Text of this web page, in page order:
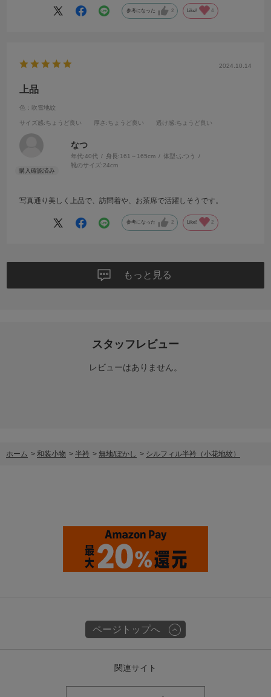
参考になった 2 Like! 4
2024.10.14
上品
色：吹雪地紋
サイズ感:ちょうど良い 厚さ :ちょうど良い 透け感:ちょうど良い
なつ
年代:40代 身長:161～165cm 体型: ふつう
靴のサイズ:24cm
写真通り美しく上品で、訪問着や、お茶席で活躍しそうです。
参考になった 2 Like! 2
もっと見る
スタッフレビュー
レビューはありません。
ホーム > 和装小物 > 半衿 > 無地/ぼかし > シルフィル半衿（小花地紋）
ページトップへ
関連サイト